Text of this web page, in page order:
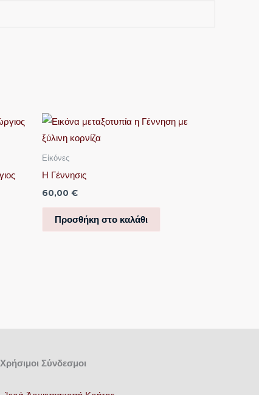
Εἰκόνες
Η Γέννησις
60,00 €
Προσθήκη στο καλάθι
Χρήσιμοι Σύνδεσμοι